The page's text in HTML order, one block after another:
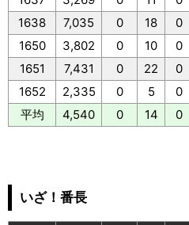
1638
7,035 0 18 0
1650
3,802 0 10 0
1651
7,431 0 22 0
1652
2,335 0 5 0
平均
4,540 0 14 0
いざ！番長